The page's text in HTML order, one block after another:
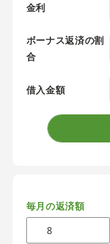
金利
ボーナス返済の割
合
借入金額
毎月の返済額